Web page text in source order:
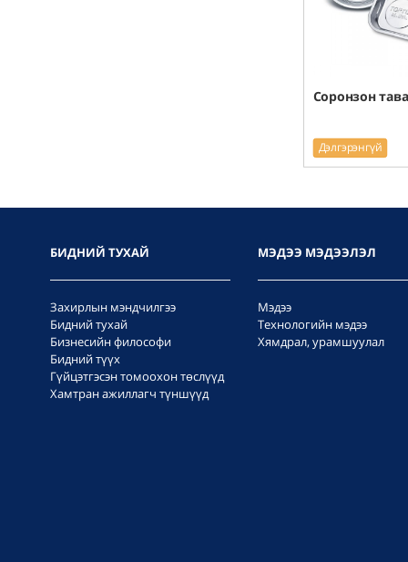
Соронзон
Дэлгэрэнгүй
БИДНИЙ ТУХАЙ
Захирлын мэндчилгээ
Бидний тухай
Бизнесийн философи
Бидний түүх
Гүйцэтгэсэн томоохон төслүүд
Хамтран ажиллагч түншүүд
МЭДЭЭ МЭДЭЭЛЭЛ
Мэдээ
Технологийн мэдээ
Хямдрал, урамшуулал